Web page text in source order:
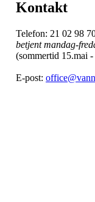
Kontakt
Telefon: 21 02 98
betjent mandag-
(sommertid 15.mai
E-post: